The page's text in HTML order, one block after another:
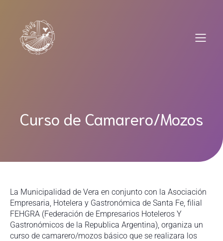
contenido
Curso de Camarero/Mozos
La Municipalidad de Vera en conjunto con la Asociación
Empresaria, Hotelera y Gastronómica de Santa Fe, filial
FEHGRA (Federación de Empresarios Hoteleros Y
Gastronómicos de la Republica Argentina), organiza un
curso de camarero/mozos básico que se realizara los